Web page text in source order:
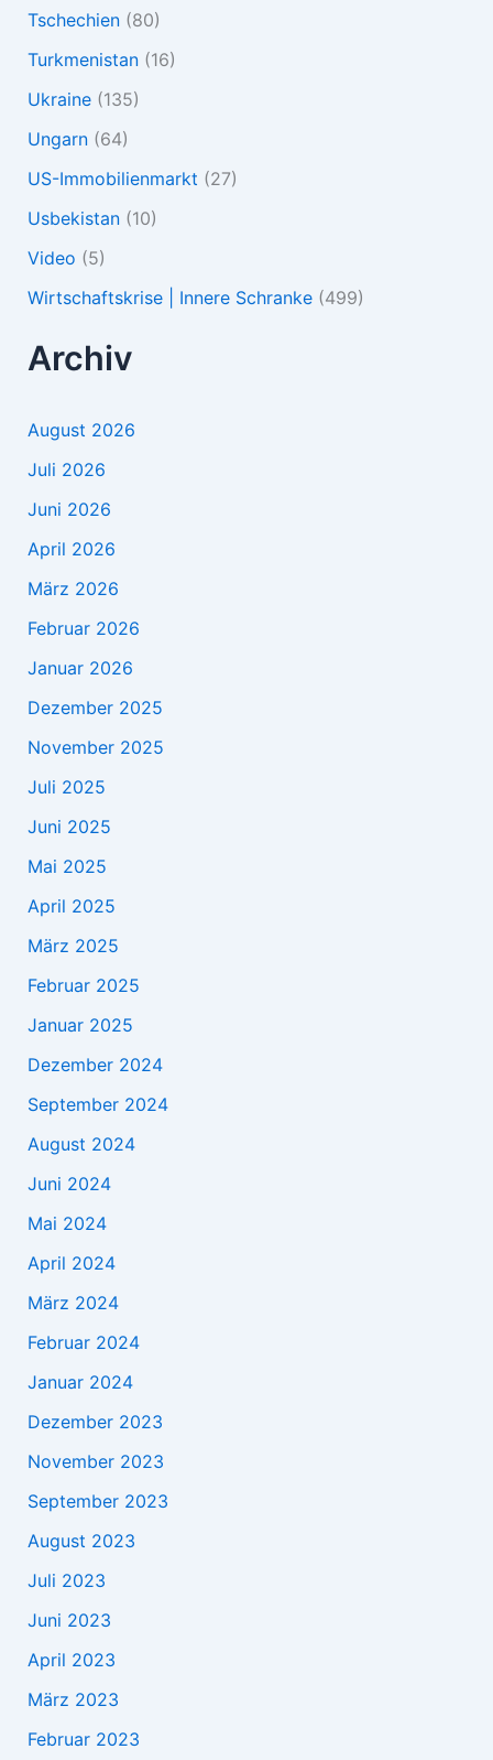
Tschechien(80)
Turkmenistan(16)
Ukraine(135)
Ungarn(64)
US-Immobilienmarkt (27)
Usbekistan(10)
Video (5)
Wirtschaftskrise | Innere Schranke(499)
Archiv
August 2026
Juli 2026
Juni 2026
April 2026
März 2026
Februar 2026
Januar 2026
Dezember 2025
November 2025
Juli 2025
Juni 2025
Mai 2025
April 2025
März 2025
Februar 2025
Januar 2025
Dezember 2024
September 2024
August 2024
Juni 2024
Mai 2024
April 2024
März 2024
Februar 2024
Januar 2024
Dezember 2023
November 2023
September 2023
August 2023
Juli 2023
Juni 2023
April 2023
März 2023
Februar 2023